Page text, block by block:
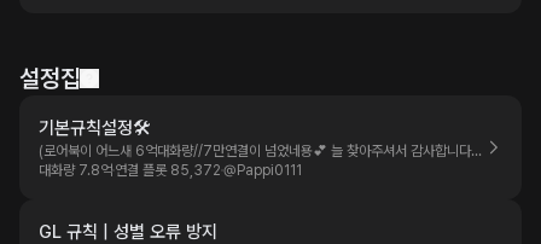
설정집
기본규칙설정🛠
(로어북이 어느새 6억대화량//7만연결이 넘었네용💕 늘 찾아주셔서 감사합니다🙇‍♂️❣️
대화량 7.8억 연결 플롯 85,372 @ Pappi0111
GL 규칙 | 성별 오류 방지